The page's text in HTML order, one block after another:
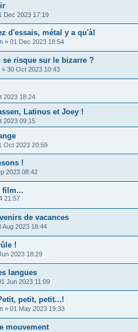
Dec 2023 17:19
d'essais, métal y a qu'à!
» 01 Dec 2023 18:54
se risque sur le bizarre ?
» 30 Oct 2023 10:43
2023 18:24
Latinus et Joey !
2023 09:15
Oct 2023 20:59
!
2023 08:42
film...
21:57
de vacances
Aug 2023 18:44
!
2023 18:29
langues
Jun 2023 11:09
petit, petit...!
» 01 May 2023 19:33
mouvement